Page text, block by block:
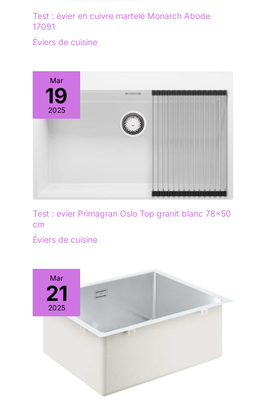
Test : évier en cuivre martelé Monarch Abode
17091
Éviers de cuisine
Mar
19
2025
Test : evier Primagran Oslo Top granit blanc 78×50
cm
Éviers de cuisine
Mar
21
2025